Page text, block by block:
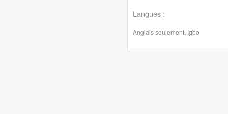
Langues :
Anglais seulement, Igbo